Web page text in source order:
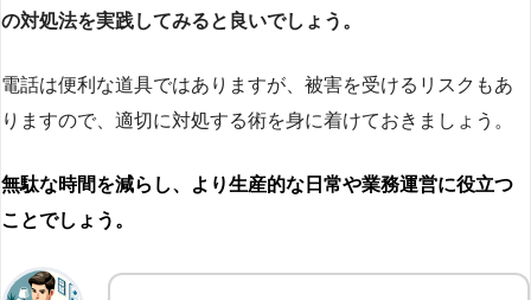
の対処法を実践してみると良いでしょう。
電話は便利な道具ではありますが、被害を受けるリスクもあ
りますので、適切に対処する術を身に着けておきましょう。
無駄な時間を減らし、より生産的な日常や業務運営に役立つ
ことでしょう。